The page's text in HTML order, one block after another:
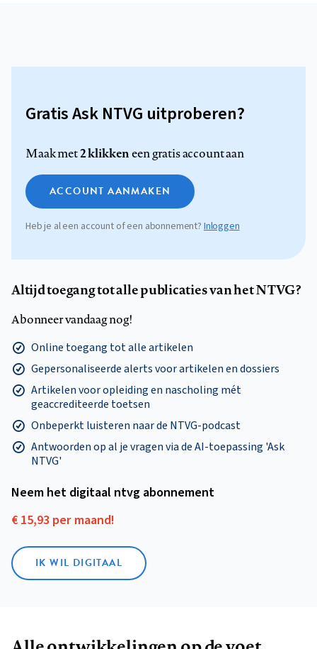
Gratis Ask NTVG uitproberen?
Maak met2 klikkeneen gratis account aan
ACCOUNT AANMAKEN
Heb je al een account of een abonnement?Inloggen
Altijd toegang tot alle publicaties van het NTVG?
Abonneer vandaag nog!
Online toegang tot alle artikelen
Gepersonaliseerde alerts voor artikelen en dossiers
Artikelen voor opleiding en nascholing mét
geaccrediteerde toetsen
Onbeperkt luisteren naar de NTVG-podcast
Antwoorden op al je vragen via de AI-toepassing 'Ask
NTVG'
Neem het digitaal ntvg abonnement
€ 15,93 per maand!
IK WIL DIGITAAL